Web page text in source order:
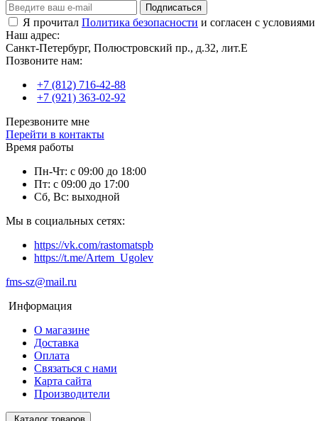
Подписаться
Я прочитал Политика безопасности и согласен с условиями
Наш адрес:
Санкт-Петербург, Полюстровский пр., д.32, лит.Е
Позвоните нам:
+7 (812) 716-42-88
+7 (921) 363-02-92
Перезвоните мне
Перейти в контакты
Время работы
Пн-Чт: с 09:00 до 18:00
Пт: с 09:00 до 17:00
Сб, Вс: выходной
Мы в социальных сетях:
https://vk.com/rastomatspb
https://t.me/Artem_Ugolev
fms-sz@mail.ru
Информация
О магазине
Доставка
Оплата
Связаться с нами
Карта сайта
Производители